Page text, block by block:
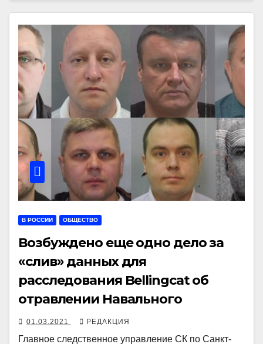
В РОССИИ ОБЩЕСТВО
Возбуждено еще одно дело за
«слив» данных для
расследования Bellingcat об
отравлении Навального
01.03.2021 РЕДАКЦИЯ
Главное следственное управление СК по Санкт-